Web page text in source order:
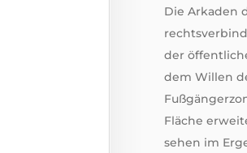
Die Arkaden
der
dem Willen
Fläche
sehen im